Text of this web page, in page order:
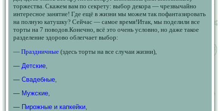
торжества. Скажем вам по секрету: выбор декора — чрезвычайно
интересное занятие! Где ещё в жизни мы можем так пофантазировать
на полную катушку? Сейчас — самое время!Итак, мы поделили все
торты на 7 поводов.Конечно, всё это очень условно, но даже такое
разделение здорово облегчает выбор:
— Праздничные (здесь торты на все случаи жизни),
— Детские,
— Свадебные,
— Мужские,
— Пирожные и капкейки,